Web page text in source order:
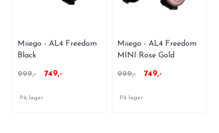
Miiego - AL4 Freedom
Black
999,- 749,-
På lager
Miiego - AL4 Freedom
MINI Rose Gold
999,- 749,-
På lager